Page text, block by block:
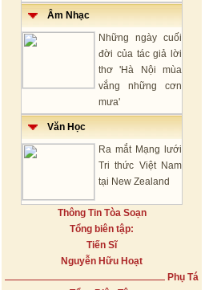
Âm Nhạc
Những ngày cuối
đời của tác giả lời
thơ 'Hà Nội mùa
vắng những cơn
mưa'
Văn Học
Ra mắt Mạng lưới
Tri thức Việt Nam
tại New Zealand
Thông Tin Tòa Soạn
Tổng biên tập:
Tiến Sĩ
Nguyễn Hữu Hoạt
Phụ Tá